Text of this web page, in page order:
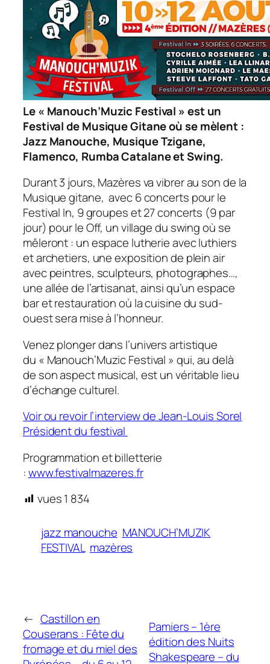
Le « Manouch’Muzic Festival » est un
Festival de Musique Gitane où se mèlent :
Jazz Manouche, Musique Tzigane,
Flamenco, Rumba Catalane et Swing.
Durant 3 jours, Mazères va vibrer au son de la
Musique gitane, avec 6 concerts pour le
Festival In, 9 groupes et 27 concerts (9 par
jour) pour le Off, un village du swing où se
mêleront : un espace lutherie avec luthiers
et archetiers, une exposition de plein air
avec peintres, sculpteurs, photographes…,
une allée de l’artisanat, ainsi qu’un espace
bar et restauration où la cuisine du sud-
ouest sera mise à l’honneur.
Venez plonger dans l’univers artistique
du « Manouch’Muzic Festival » qui, au delà
de son aspect musical, est un véritable lieu
d’échange culturel.
Voir ou revoir l’interview de Jean-Louis Sorel
Président du festival
Programmation et billetterie
:www.festivalmazeres.fr
vues1 834
jazz manouche MANOUCH’MUZIK
FESTIVAL mazères
← Castillon en
Couserans : Fête du
fromage et du miel des
Pamiers – 1ère
édition des Nuits
Shakespeare – du